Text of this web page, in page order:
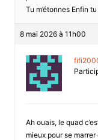
Tu m’étonnes Enfin
8 mai 2026 à 11h00
Ah ouais, le quad
mieux pour se marrer